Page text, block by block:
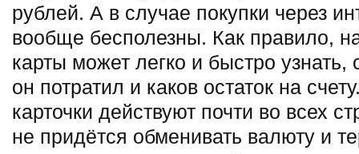
рублей. А в случае покупки через
вообще бесполезны. Как правило,
карты может легко и быстро узнать,
он потратил и каков остаток на
карточки действуют почти во всех
не придётся обменивать валюту и